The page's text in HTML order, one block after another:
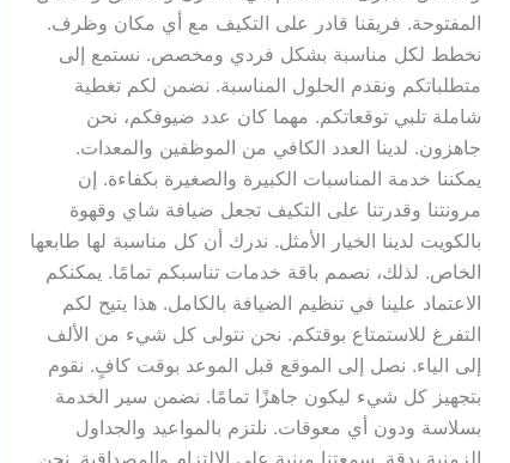
المفتوحة. فريقنا قادر على التكيف مع أي مكان وظرف.
نخطط لكل مناسبة بشكل فردي ومخصص. نستمع إلى
متطلباتكم ونقدم الحلول المناسبة. نضمن لكم تغطية
شاملة تلبي توقعاتكم. مهما كان عدد ضيوفكم، نحن
جاهزون. لدينا العدد الكافي من الموظفين والمعدات.
يمكننا خدمة المناسبات الكبيرة والصغيرة بكفاءة. إن
مرونتنا وقدرتنا على التكيف تجعل ضيافة شاي وقهوة
بالكويت لدينا الخيار الأمثل. ندرك أن كل مناسبة لها طابعها
الخاص. لذلك، نصمم باقة خدمات تناسبكم تمامًا. يمكنكم
الاعتماد علينا في تنظيم الضيافة بالكامل. هذا يتيح لكم
التفرغ للاستمتاع بوقتكم. نحن نتولى كل شيء من الألف
إلى الياء. نصل إلى الموقع قبل الموعد بوقت كافٍ. نقوم
بتجهيز كل شيء ليكون جاهزًا تمامًا. نضمن سير الخدمة
بسلاسة ودون أي معوقات. نلتزم بالمواعيد والجداول